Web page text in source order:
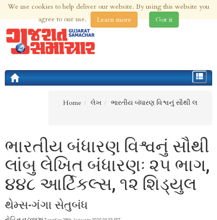
7th Aug 2026 | Updated at 04:17pm 7th Aug 2026
Toggle
Home
લેખ ભારતીય બંધારણ વિશ્વનું સૌથી લ
ભારતીય બંધારણ વિશ્વનું સૌથી
લાંબુ લેખિત બંધારણઃ ૨૫ ભાગ,
૪૪૮ આર્ટિકલ્સ, ૧૨ શિડ્યુલ
થેમ્સ-ગંગા સેતુબંધ
We use cookies to help deliver our website. By using this website you
agree to our use.
Learn more Got it